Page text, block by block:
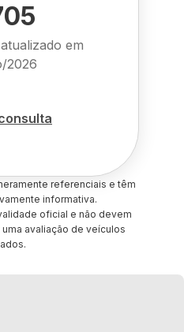
em
2026
referenciais e têm
informativa.
oficial e não devem
avaliação de veículos